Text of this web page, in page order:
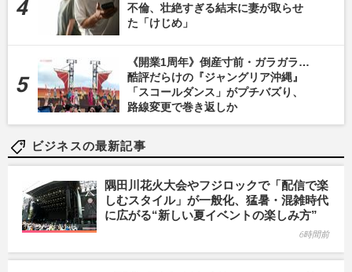
不倫、壮絶すぎる結末に妻が取らせ
た「けじめ」
《開業1周年》倒産寸前・ガラガラ…
酷評だらけの『ジャングリア沖縄』
「スコールダンス」がプチバズり、
路線変更で巻き返しか
ビジネスの最新記事
隅田川花火大会やフジロックで「配信で楽
しむスタイル」が一般化、猛暑・混雑時代
に広がる“新しい夏イベントの楽しみ方”
6時間前